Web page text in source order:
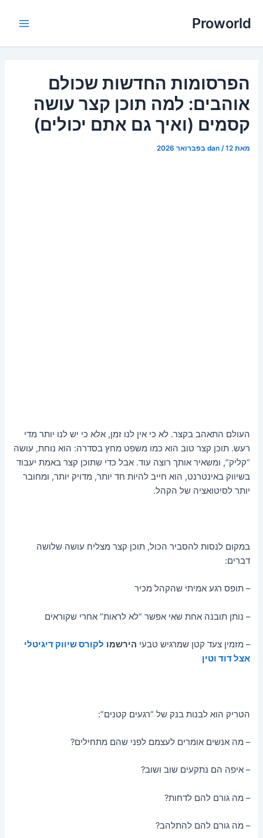
לתוכןProworld
הפרסומות החדשות שכולם
אוהבים: למה תוכן קצר עושה
קסמים (ואיך גם אתם יכולים)
מאת dan /12 בפברואר 2026
העולם התאהב בקצר. לא כי אין לנו זמן, אלא כי יש לנו יותר מדי
רעש. תוכן קצר טוב הוא כמו משפט מחץ בסדרה: הוא נוחת, עושה
“קליק”, ומשאיר אותך רוצה עוד. אבל כדי שתוכן קצר באמת יעבוד
בשיווק באינטרנט, הוא חייב להיות חד יותר, מדויק יותר, ומחובר
יותר לסיטואציה של הקהל.
במקום לנסות להסביר הכול, תוכן קצר מצליח עושה שלושה
דברים:
– תופס רגע אמיתי שהקהל מכיר
– נותן תובנה אחת שאי אפשר “לא לראות” אחרי שקוראים
– מזמין צעד קטן שמרגיש טבעי הירשמו לקורס שיווק דיגיטלי
אצל דוד וטין
הטריק הוא לבנות בנק של “רגעים קטנים”:
– מה אנשים אומרים לעצמם לפני שהם מתחילים?
– איפה הם נתקעים שוב ושוב?
– מה גורם להם לדחות?
– מה גורם להם להתלהב?